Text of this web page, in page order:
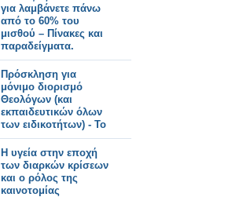
για λαμβάνετε πάνω
από το 60% του
μισθού – Πίνακες και
παραδείγματα.
Πρόσκληση για
μόνιμο διορισμό
Θεολόγων (και
εκπαιδευτικών όλων
των ειδικοτήτων) - Το
ΦΕΚ
Η υγεία στην εποχή
των διαρκών κρίσεων
και ο ρόλος της
καινοτομίας